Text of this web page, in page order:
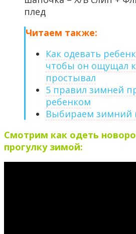
плед
Читаем также:
Как одевать
чтобы он ощущал
простывал
5 правил зимней
ребенком
Выбираем зимний
Смотрим как одеть
прогулку зимой: